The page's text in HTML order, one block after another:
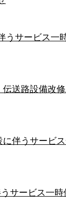
うサービス一
送路設備改
伴うサービ
サービス一時